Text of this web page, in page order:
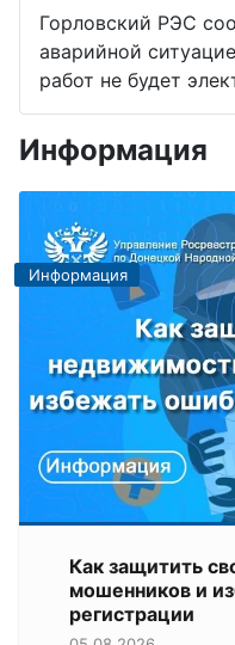
Горловский РЭС
аварийной
работ не будет
Информация
Информация
Как защитить
мошенников и
регистрации